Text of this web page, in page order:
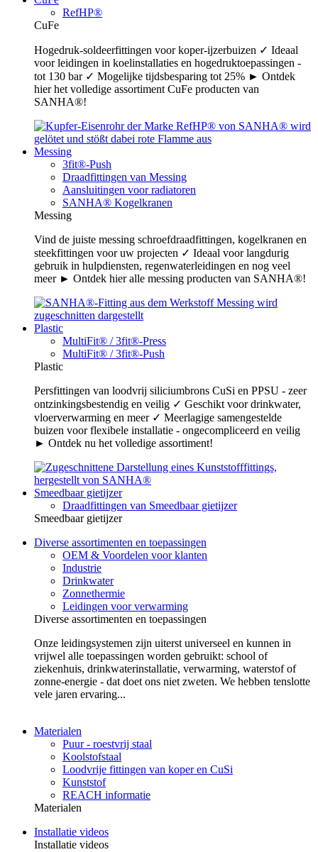
RefHP®
CuFe
Hogedruk-soldeerfittingen voor koper-ijzerbuizen ✓ Ideaal
voor leidingen in koelinstallaties en hogedruktoepassingen -
tot 130 bar ✓ Mogelijke tijdsbesparing tot 25% ► Ontdek
hier het volledige assortiment CuFe producten van
SANHA®!
Messing
3fit®-Push
Draadfittingen van Messing
Aansluitingen voor radiatoren
SANHA® Kogelkranen
Messing
Vind de juiste messing schroefdraadfittingen, kogelkranen en
steekfittingen voor uw projecten ✓ Ideaal voor langdurig
gebruik in hulpdiensten, regenwaterleidingen en nog veel
meer ► Ontdek hier alle messing producten van SANHA®!
Plastic
MultiFit® / 3fit®-Press
MultiFit® / 3fit®-Push
Plastic
Persfittingen van loodvrij siliciumbrons CuSi en PPSU - zeer
ontzinkingsbestendig en veilig ✓ Geschikt voor drinkwater,
vloerverwarming en meer ✓ Meerlagige samengestelde
buizen voor flexibele installatie - ongecompliceerd en veilig
► Ontdek nu het volledige assortiment!
Smeedbaar gietijzer
Draadfittingen van Smeedbaar gietijzer
Smeedbaar gietijzer
Diverse assortimenten en toepassingen
OEM & Voordelen voor klanten
Industrie
Drinkwater
Zonnethermie
Leidingen voor verwarming
Diverse assortimenten en toepassingen
Onze leidingsystemen zijn uiterst universeel en kunnen in
vrijwel alle toepassingen worden gebruikt: school of
ziekenhuis, drinkwaterinstallatie, verwarming, waterstof of
zonne-energie - dat doet ons niet zweten. We hebben tenslotte
vele jaren ervaring...
Materialen
Puur - roestvrij staal
Koolstofstaal
Loodvrije fittingen van koper en CuSi
Kunststof
REACH informatie
Materialen
Installatie videos
Installatie videos